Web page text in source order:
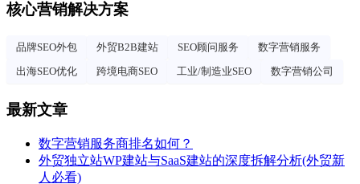
核心营销解决方案
品牌SEO外包 外贸B2B建站 SEO顾问服务
数字营销服务
出海SEO优化
跨境电商SEO 工业/制造业SEO 数字营销公司
最新文章
数字营销服务商排名如何？
外贸独立站WP建站与SaaS建站的深度拆解分析(外贸新
人必看)